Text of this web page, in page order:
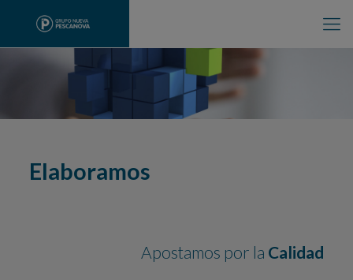
Elaboramos
Apostamos por la Calidad